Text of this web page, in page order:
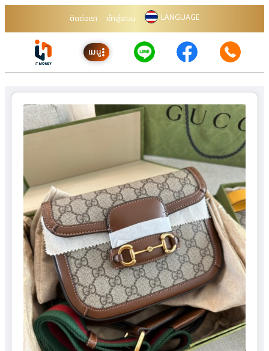
ติดต่อเรา เข้าสู่ระบบ LANGUAGE
เมนู